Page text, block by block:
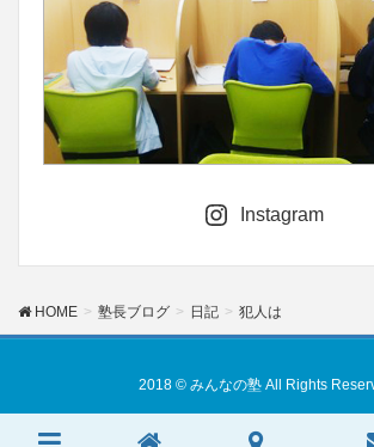
Instagram
HOME 塾長ブログ 日記 犯人は
2018 © みんなの塾 All Rights